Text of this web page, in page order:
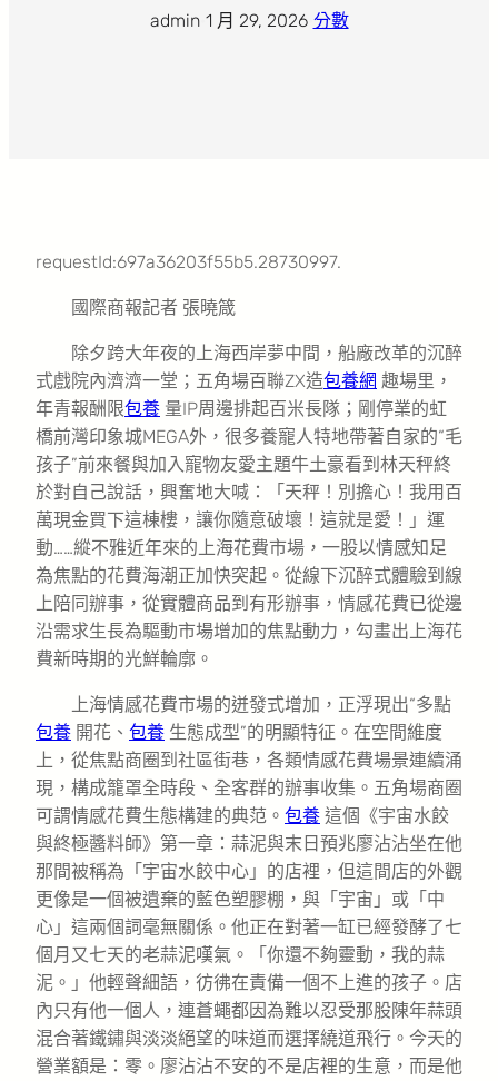
admin· 1 月 29, 2026· 分數
requestId:697a36203f55b5.28730997.
國際商報記者 張曉箴
除夕跨大年夜的上海西岸夢中間，船廠改革的沉醉
式戲院內濟濟一堂；五角場百聯ZX造包養網 趣場里，
年青報酬限包養 量IP周邊排起百米長隊；剛停業的虹
橋前灣印象城MEGA外，很多養寵人特地帶著自家的“毛
孩子”前來餐與加入寵物友愛主題牛土豪看到林天秤終
於對自己說話，興奮地大喊：「天秤！別擔心！我用百
萬現金買下這棟樓，讓你隨意破壞！這就是愛！」運
動……縱不雅近年來的上海花費市場，一股以情感知足
為焦點的花費海潮正加快突起。從線下沉醉式體驗到線
上陪同辦事，從實體商品到有形辦事，情感花費已從邊
沿需求生長為驅動市場增加的焦點動力，勾畫出上海花
費新時期的光鮮輪廓。
上海情感花費市場的迸發式增加，正浮現出“多點
包養 開花、 包養 生態成型”的明顯特征。在空間維度
上，從焦點商圈到社區街巷，各類情感花費場景連續涌
現，構成籠罩全時段、全客群的辦事收集。五角場商圈
可謂情感花費生態構建的典范。 包養 這個《宇宙水餃
與終極醬料師》第一章：蒜泥與末日預兆廖沾沾坐在他
那間被稱為「宇宙水餃中心」的店裡，但這間店的外觀
更像是一個被遺棄的藍色塑膠棚，與「宇宙」或「中
心」這兩個詞毫無關係。他正在對著一缸已經發酵了七
個月又七天的老蒜泥嘆氣。「你還不夠靈動，我的蒜
泥。」他輕聲細語，彷彿在責備一個不上進的孩子。店
內只有他一個人，連蒼蠅都因為難以忍受那股陳年蒜頭
混合著鐵鏽與淡淡絕望的味道而選擇繞道飛行。今天的
營業額是：零。廖沾沾不安的不是店裡的生意，而是他